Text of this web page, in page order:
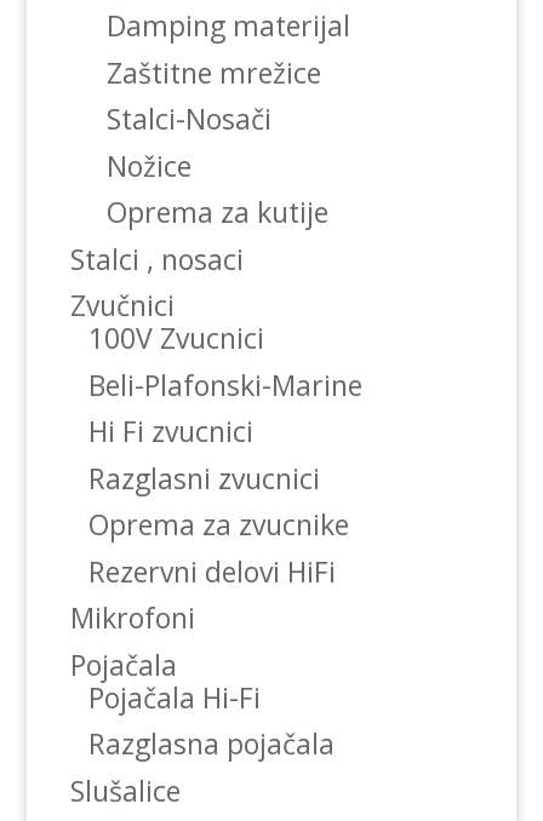
Damping materijal
Zaštitne mrežice
Stalci-Nosači
Nožice
Oprema za kutije
Stalci , nosaci
Zvučnici
100V Zvucnici
Beli-Plafonski-Marine
Hi Fi zvucnici
Razglasni zvucnici
Oprema za zvucnike
Rezervni delovi HiFi
Mikrofoni
Pojačala
Pojačala Hi-Fi
Razglasna pojačala
Slušalice